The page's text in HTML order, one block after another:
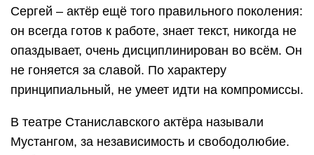
Сергей – актёр ещё того правильного поколения:
он всегда готов к работе, знает текст, никогда не
опаздывает, очень дисциплинирован во всём. Он
не гоняется за славой. По характеру
принципиальный, не умеет идти на компромиссы.
В театре Станиславского актёра называли
Мустангом, за независимость и свободолюбие.